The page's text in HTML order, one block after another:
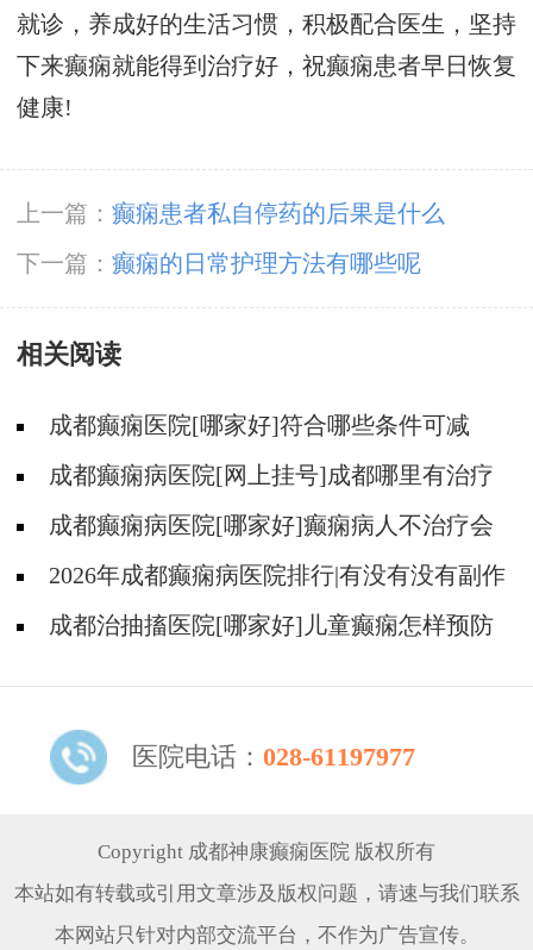
就诊，养成好的生活习惯，积极配合医生，坚持
下来癫痫就能得到治疗好，祝癫痫患者早日恢复
健康!
上一篇： 癫痫患者私自停药的后果是什么
下一篇： 癫痫的日常护理方法有哪些呢
相关阅读
成都癫痫医院[哪家好]符合哪些条件可减
药、停药?
成都癫痫病医院[网上挂号]成都哪里有治疗
癫痫的中医?
成都癫痫病医院[哪家好]癫痫病人不治疗会
怎样?2026年成都癫痫病医院排行|有没有没有副作
用的抗癫痫药物呢？
成都治抽搐医院[哪家好]儿童癫痫怎样预防
医院电话： 028-61197977
Copyright 成都神康癫痫医院 版权所有
本站如有转载或引用文章涉及版权问题，请速与我们联系
本网站只针对内部交流平台，不作为广告宣传。